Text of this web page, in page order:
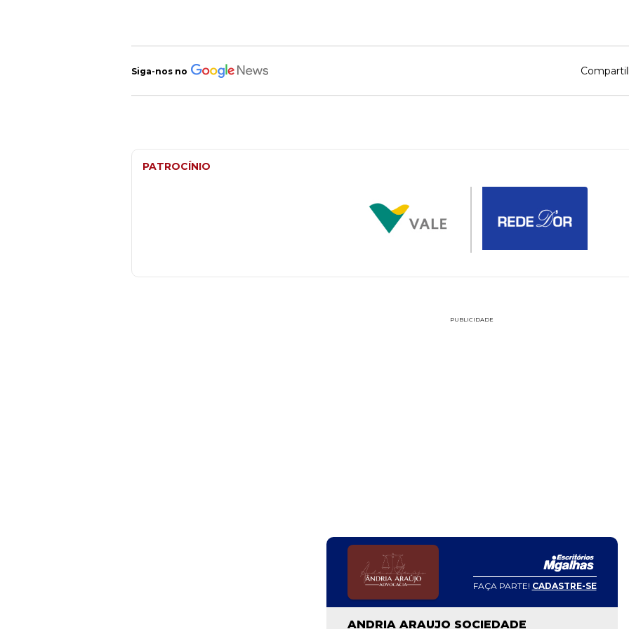
Siga-nos no
PATROCÍNIO
PUBLICIDADE
FAÇA PARTE! CADASTRE-SE
ANDRIA ARAUJO SOCIEDADE